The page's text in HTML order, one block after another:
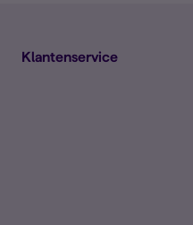
Klantenservice